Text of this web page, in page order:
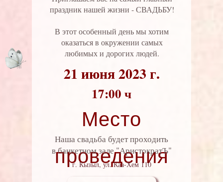
21 июня 2023 г.
17:00 ч
Место
проведения
праздник нашей жизни - СВАДЬБУ!
В этот особенный день мы хотим
оказаться в окружении самых
любимых и дорогих людей.
Наша свадьба будет проходить
в банкетном зале "АристократЪ"
г. Кызыл, ул. Каа-Хем 110